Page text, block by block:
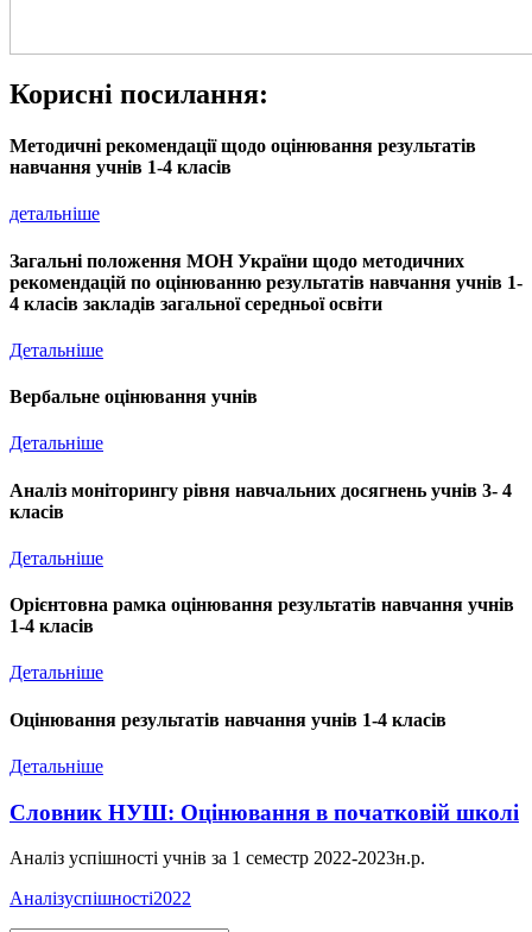
Корисні посилання:
Методичні рекомендації щодо оцінювання результатів
навчання учнів 1-4 класів
детальніше
Загальні положення МОН України щодо методичних
рекомендацій по оцінюванню результатів навчання учнів 1-
4 класів закладів загальної середньої освіти
Детальніше
Вербальне оцінювання учнів
Детальніше
Аналіз моніторингу рівня навчальних досягнень учнів 3- 4
класів
Детальніше
Орієнтовна рамка оцінювання результатів навчання учнів
1-4 класів
Детальніше
Оцінювання результатів навчання учнів 1-4 класів
Детальніше
Словник НУШ: Оцінювання в початковій школі
Аналіз успішності учнів за 1 семестр 2022-2023н.р.
Аналізуспішності2022